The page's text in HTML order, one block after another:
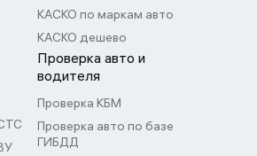
КАСКО по маркам авто
КАСКО дешево
Проверка авто и
водителя
Проверка КБМ
Проверка авто по базе
ГИБДД